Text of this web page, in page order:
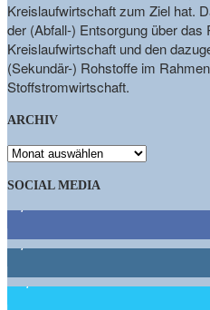
Kreislaufwirtschaft zum Ziel hat.
der (Abfall-) Entsorgung über das
Kreislaufwirtschaft und den
(Sekundär-) Rohstoffe im
Stoffstromwirtschaft.
ARCHIV
ARCHIV
SOCIAL MEDIA
1,662 Follower
15,658 Follower